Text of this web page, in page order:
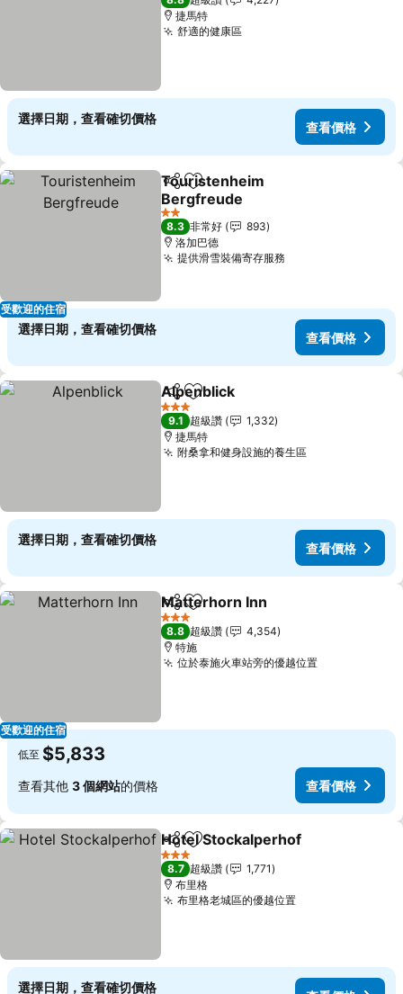
捷馬特
舒適的健康區
選擇日期，查看確切價格
查看價格
受歡迎的住宿
分享 加入我的最愛
Touristenheim
Bergfreude
2 星級
8.3 非常好
893
洛加巴德
提供滑雪裝備寄存服務
選擇日期，查看確切價格
查看價格
分享 加入我的最愛
Alpenblick
3 星級
9.1 超級讚
1,332
捷馬特
附桑拿和健身設施的養生區
選擇日期，查看確切價格
查看價格
受歡迎的住宿
分享 加入我的最愛
Matterhorn Inn
3 星級
8.8 超級讚
4,354
特施
位於泰施火車站旁的優越位置
低至 $5,833
查看其他 3 個網站的價格 查看價格
分享 加入我的最愛
Hotel Stockalperhof
3 星級
8.7 超級讚
1,771
布里格
布里格老城區的優越位置
選擇日期，查看確切價格